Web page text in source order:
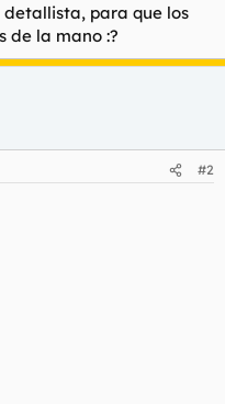
detallista, para que los
de la mano :?
#2